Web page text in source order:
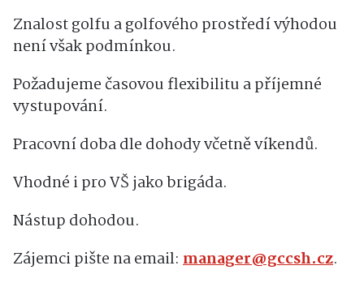
Znalost golfu a golfového prostředí výhodou
není však podmínkou.
Požadujeme časovou flexibilitu a příjemné
vystupování.
Pracovní doba dle dohody včetně víkendů.
Vhodné i pro VŠ jako brigáda.
Nástup dohodou.
Zájemci pište na email: manager@gccsh.cz.